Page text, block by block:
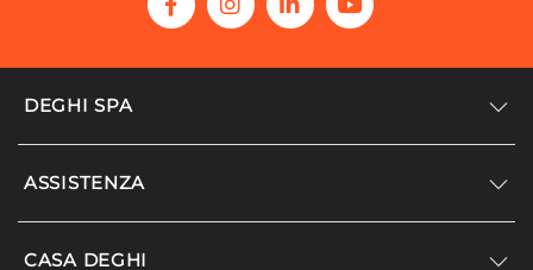
DEGHI SPA
Accedi/Registrati
ASSISTENZA
Supporto
CASA DEGHI